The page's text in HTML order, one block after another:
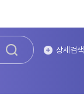
상세검색